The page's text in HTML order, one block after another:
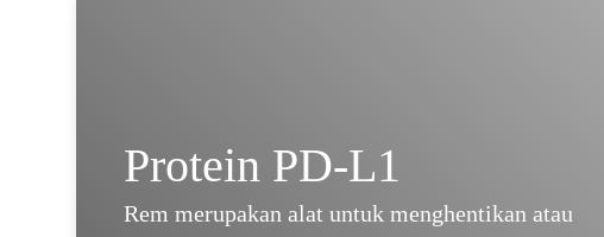
Protein PD-L1
Rem merupakan alat untuk menghentikan atau